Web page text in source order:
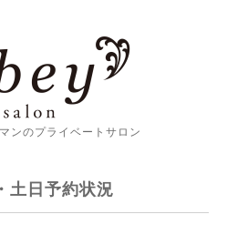
ンのプライベートサロン
土日予約状況